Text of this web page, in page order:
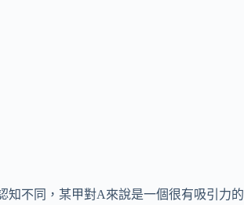
知不同，某甲對A來說是一個很有吸引力的